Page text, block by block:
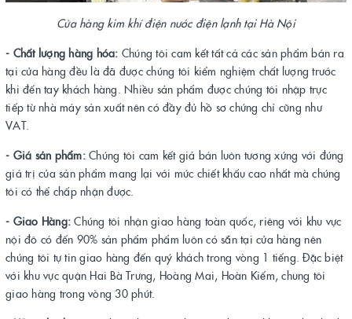
Cửa hàng kim khí điện nước điện lạnh tại Hà Nội
- Chất lượng hàng hóa: Chúng tôi cam kết tất cả các sản phẩm bán ra
tại cửa hàng đều là đã được chúng tôi kiểm nghiệm chất lượng trước
khi đến tay khách hàng. Nhiều sản phẩm được chúng tôi nhập trực
tiếp từ nhà máy sản xuất nên có đầy đủ hồ sơ chứng chỉ cũng như
VAT.
- Giá sản phẩm:Chúng tôi cam kết giá bán luôn tương xứng với đúng
giá trị của sản phẩm mang lại với mức chiết khấu cao nhất mà chúng
tôi có thể chấp nhận được.
- Giao Hàng: Chúng tôi nhận giao hàng toàn quốc, riêng với khu vực
nội đô có đến 90% sản phẩm phẩm luôn có sẵn tại cửa hàng nên
chúng tôi tự tin giao hàng đến quý khách trong vòng 1 tiếng. Đặc biệt
với khu vực quận Hai Bà Trưng, Hoàng Mai, Hoàn Kiếm, chung tôi
giao hàng trong vòng 30 phút.